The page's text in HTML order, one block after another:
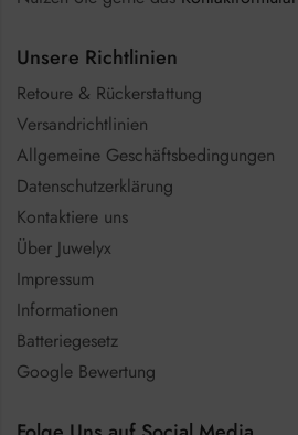
Unsere Richtlinien
Retoure & Rückerstattung
Versandrichtlinien
Allgemeine Geschäftsbedingungen
Datenschutzerklärung
Kontaktiere uns
Über Juwelyx
Impressum
Informationen
Batteriegesetz
Google Bewertung